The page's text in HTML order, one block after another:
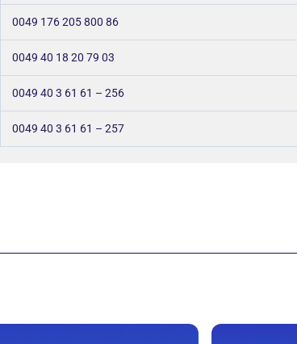
0049 176 205 800 86
0049 40 18 20 79 03
0049 40 3 61 61 – 256
0049 40 3 61 61 – 257